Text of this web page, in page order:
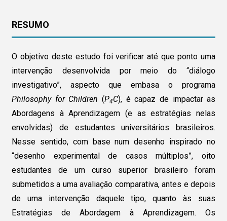
RESUMO
O objetivo deste estudo foi verificar até que ponto uma
intervenção desenvolvida por meio do “diálogo
investigativo”, aspecto que embasa o programa
Philosophy for Children (P4C), é capaz de impactar as
Abordagens à Aprendizagem (e as estratégias nelas
envolvidas) de estudantes universitários brasileiros.
Nesse sentido, com base num desenho inspirado no
“desenho experimental de casos múltiplos”, oito
estudantes de um curso superior brasileiro foram
submetidos a uma avaliação comparativa, antes e depois
de uma intervenção daquele tipo, quanto às suas
Estratégias de Abordagem à Aprendizagem. Os